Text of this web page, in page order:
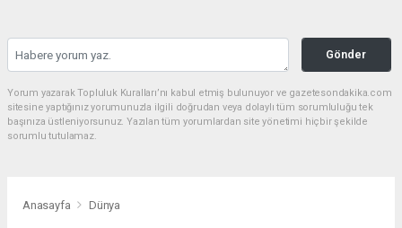
Gönder
Yorum yazarak Topluluk Kuralları’nı kabul etmiş bulunuyor ve gazetesondakika.com
sitesine yaptığınız yorumunuzla ilgili doğrudan veya dolaylı tüm sorumluluğu tek
başınıza üstleniyorsunuz. Yazılan tüm yorumlardan site yönetimi hiçbir şekilde
sorumlu tutulamaz.
Anasayfa Dünya